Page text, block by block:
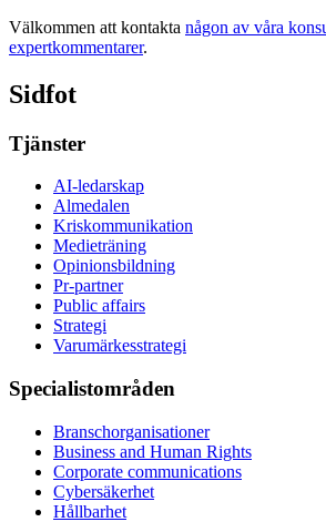
Välkommen att kontakta någon av våra
expertkommentarer.
Sidfot
Tjänster
AI-ledarskap
Almedalen
Kris­kommunikation
Medieträning
Opinionsbildning
Pr-partner
Public affairs
Strategi
Varumärkesstrategi
Specialistområden
Branschorganisationer
Business and Human Rights
Corporate communications
Cybersäkerhet
Hållbarhet